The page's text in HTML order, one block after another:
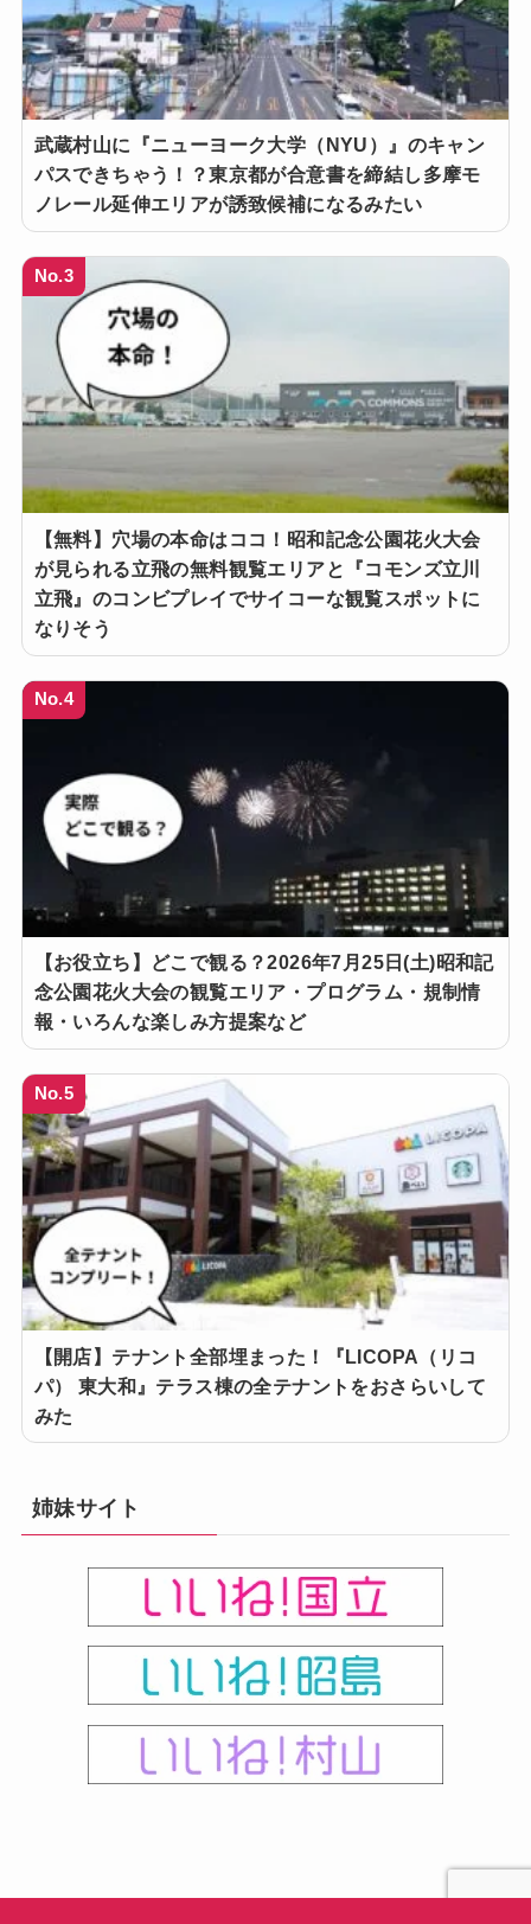
武蔵村山に『ニューヨーク大学（NYU）』のキャン
パスできちゃう！？東京都が合意書を締結し多摩モ
ノレール延伸エリアが誘致候補になるみたい
No.3
【無料】穴場の本命はココ！昭和記念公園花火大会
が見られる立飛の無料観覧エリアと『コモンズ立川
立飛』のコンビプレイでサイコーな観覧スポットに
なりそう
No.4
【お役立ち】どこで観る？2026年7月25日(土)昭和記
念公園花火大会の観覧エリア・プログラム・規制情
報・いろんな楽しみ方提案など
No.5
【開店】テナント全部埋まった！『LICOPA（リコ
パ） 東大和』テラス棟の全テナントをおさらいして
みた
姉妹サイト